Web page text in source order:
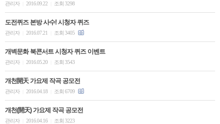
관리자 2016.09.22 조회 3298
도전퀴즈 본방 사수! 시청자 퀴즈
관리자 2016.07.21 조회 3405
개벽문화 북콘서트 시청자 퀴즈 이벤트
관리자 2016.05.20 조회 3543
개천開天 가요제 작곡 공모전
관리자 2016.04.18 조회 6709
개천(開天) 가요제 작곡 공모전
관리자 2016.04.16 조회 3223